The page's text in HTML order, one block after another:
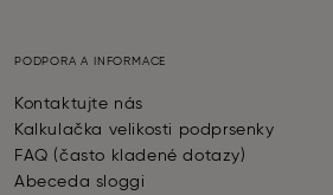
PODPORA A INFORMACE
Kontaktujte nás
Kalkulačka velikosti podprsenky
FAQ (často kladené dotazy)
Abeceda sloggi